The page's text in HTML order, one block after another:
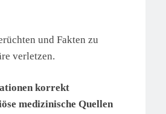
und Fakten zu
verletzen.
korrekt
medizinische Quellen